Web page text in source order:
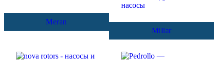
Meran
Millar